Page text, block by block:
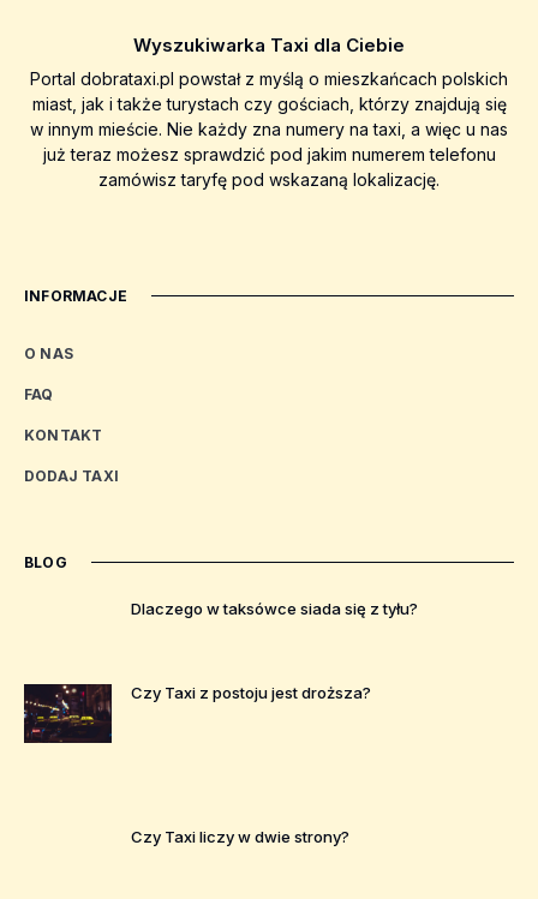
Wyszukiwarka Taxi dla Ciebie
Portal dobrataxi.pl powstał z myślą o mieszkańcach polskich
miast, jak i także turystach czy gościach, którzy znajdują się
w innym mieście. Nie każdy zna numery na taxi, a więc u nas
już teraz możesz sprawdzić pod jakim numerem telefonu
zamówisz taryfę pod wskazaną lokalizację.
INFORMACJE
O NAS
FAQ
KONTAKT
DODAJ TAXI
BLOG
Dlaczego w taksówce siada się z tyłu?
Czy Taxi z postoju jest droższa?
Czy Taxi liczy w dwie strony?